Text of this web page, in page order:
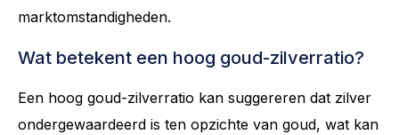
marktomstandigheden.
Wat betekent een hoog goud-zilverratio?
Een hoog goud-zilverratio kan suggereren dat zilver
ondergewaardeerd is ten opzichte van goud, wat kan